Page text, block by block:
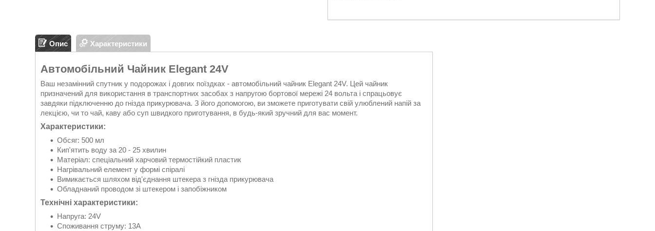
Опис Характеристики
Автомобільний Чайник Elegant 24V
Ваш незамінний спутник у подорожах і довгих поїздках - автомобільний чайник Elegant 24V. Цей чайник
призначений для використання в транспортних засобах з напругою бортової мережі 24 вольта і спрацьовує
завдяки підключенню до гнізда прикурювача. З його допомогою, ви зможете приготувати свій улюблений напій за
лекцією, чи то чай, каву або суп швидкого приготування, в будь-який зручний для вас момент.
Характеристики:
Обсяг: 500 мл
Кип'ятить воду за 20 - 25 хвилин
Матеріал: спеціальний харчовий термостійкий пластик
Нагрівальний елемент у формі спіралі
Вимикається шляхом від'єднання штекера з гнізда прикурювача
Обладнаний проводом зі штекером і запобіжником
Технічні характеристики:
Напруга: 24V
Споживання струму: 13A